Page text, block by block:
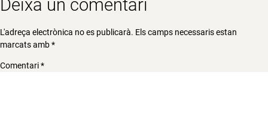
Deixa un comentari
L'adreça electrònica no es publicarà. Els camps necessaris estan
marcats amb*
Comentari*